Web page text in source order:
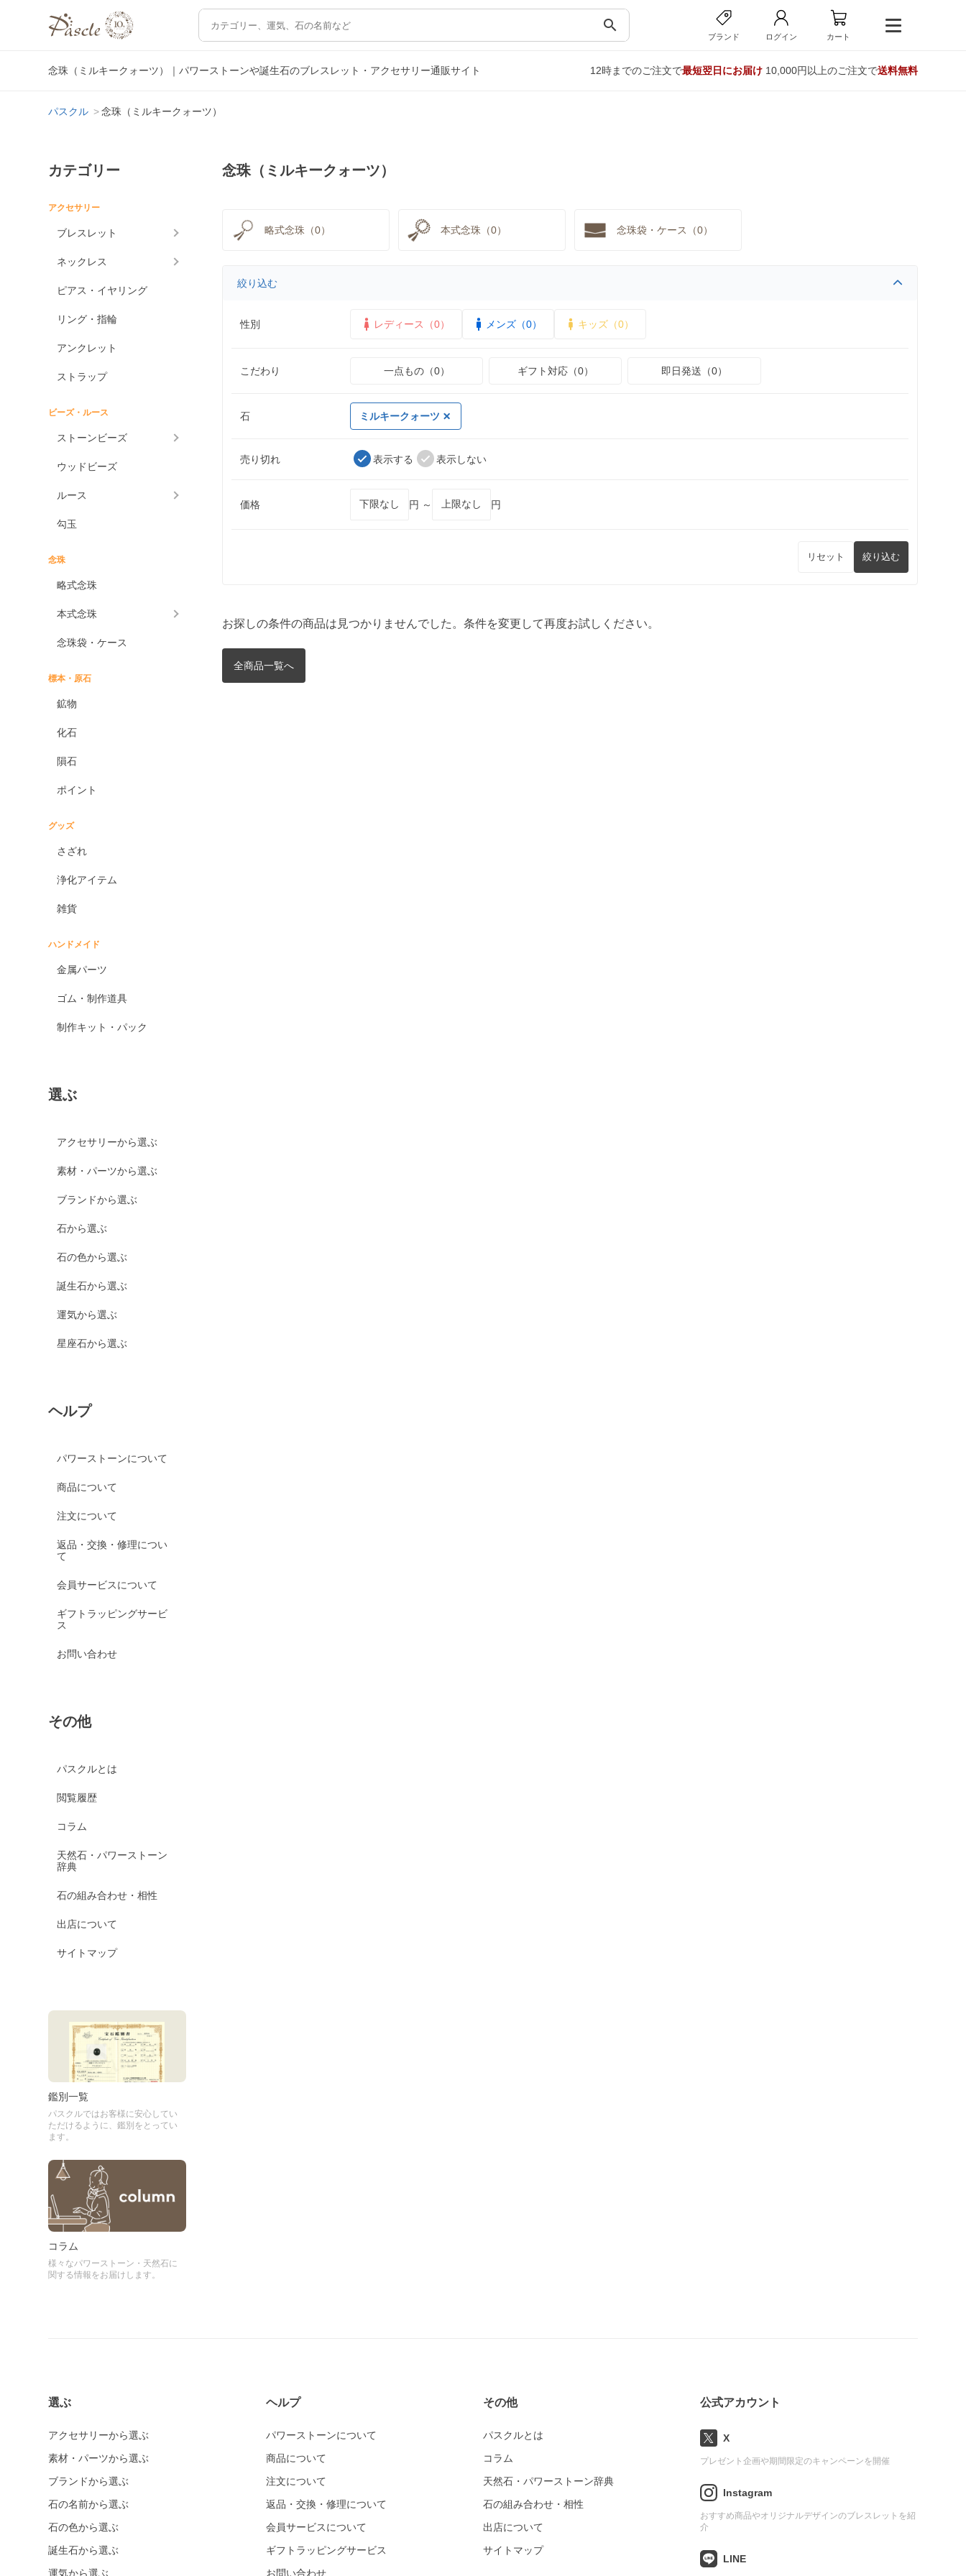
search
ブランド ログイン カート
念珠（ミルキークォーツ）｜パワーストーンや誕生石のブレスレット・アクセサリー通販サイト 12時までのご注文で最短翌日にお届け10,000円以上のご注文で送料無料
パスクル 念珠（ミルキークォーツ）
カテゴリー
アクセサリー
ブレスレット
ネックレス
ピアス・イヤリング
リング・指輪
アンクレット
ストラップ
ビーズ・ルース
ストーンビーズ
ウッドビーズ
ルース
勾玉
念珠
略式念珠
本式念珠
念珠袋・ケース
標本・原石
鉱物
化石
隕石
ポイント
グッズ
さざれ
浄化アイテム
雑貨
ハンドメイド
金属パーツ
ゴム・制作道具
制作キット・パック
選ぶ
アクセサリーから選ぶ
素材・パーツから選ぶ
ブランドから選ぶ
石から選ぶ
石の色から選ぶ
誕生石から選ぶ
運気から選ぶ
星座石から選ぶ
ヘルプ
パワーストーンについて
商品について
注文について
返品・交換・修理につい
て
会員サービスについて
ギフトラッピングサービ
ス
お問い合わせ
その他
パスクルとは
閲覧履歴
コラム
天然石・パワーストーン
辞典
石の組み合わせ・相性
出店について
サイトマップ
鑑別一覧
パスクルではお客様に安心してい
ただけるように、鑑別をとってい
ます。
コラム
様々なパワーストーン・天然石に
関する情報をお届けします。
念珠（ミルキークォーツ）
略式念珠（0） 本式念珠（0） 念珠袋・ケース（0）
絞り込む
性別 レディース（0） メンズ（0） キッズ（0）
こだわり 一点もの（0） ギフト対応（0） 即日発送（0）
石 ミルキークォーツ
売り切れ 表示する 表示しない
価格 円 ～ 円
リセット 絞り込む
お探しの条件の商品は見つかりませんでした。条件を変更して再度お試しください。
全商品一覧へ
選ぶ
アクセサリーから選ぶ
素材・パーツから選ぶ
ブランドから選ぶ
石の名前から選ぶ
石の色から選ぶ
誕生石から選ぶ
運気から選ぶ
ヘルプ
パワーストーンについて
商品について
注文について
返品・交換・修理について
会員サービスについて
ギフトラッピングサービス
お問い合わせ
その他
パスクルとは
コラム
天然石・パワーストーン辞典
石の組み合わせ・相性
出店について
サイトマップ
公式アカウント
X
プレゼント企画や期間限定のキャンペーンを開催
Instagram
おすすめ商品やオリジナルデザインのブレスレットを紹
介
LINE